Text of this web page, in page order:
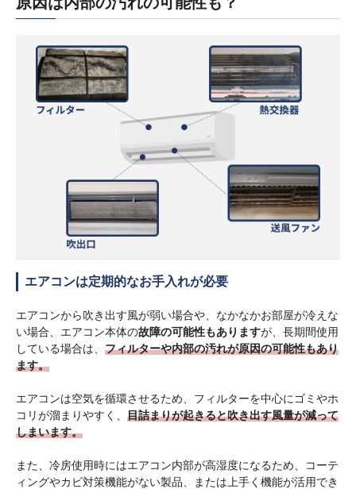
エアコンは定期的なお手入れが必要
エアコンから吹き出す風が弱い場合や、なかなかお部屋が冷えな
い場合、エアコン本体の故障の可能性もありますが、長期間使用
している場合は、 フィルターや内部の汚れが原因の可能性もあり
ます。
エアコンは空気を循環させるため、フィルターを中心にゴミやホ
コリが溜まりやすく、 目詰まりが起きると吹き出す風量が減って
しまいます。
また、冷房使用時にはエアコン内部が高湿度になるため、コーテ
ィングやカビ対策機能がない製品、または上手く機能が活用でき